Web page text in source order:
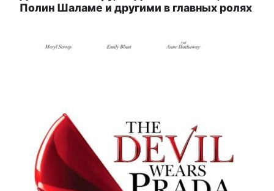
Полин Шаламе и другими в главных ролях